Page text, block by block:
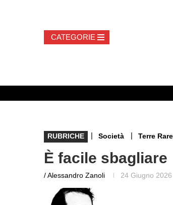
RUBRICHE | Società | Terre Rare
È facile sbagliare
/ Alessandro Zanoli 24 Giugno 2026